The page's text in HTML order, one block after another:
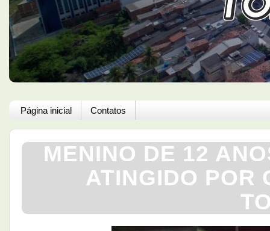
Página inicial Contatos
MENINO DE 12
ATINGIDO POR